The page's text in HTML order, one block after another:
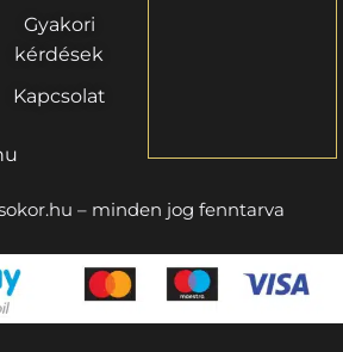
Gyakori
kérdések
Kapcsolat
– minden jog fenntarva